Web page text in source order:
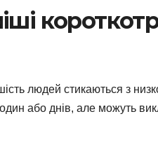
людей стикаються з
або днів, але можуть